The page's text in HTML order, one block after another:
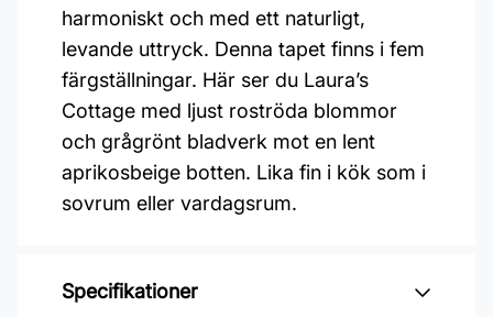
harmoniskt och med ett naturligt,
levande uttryck. Denna tapet finns i fem
färgställningar. Här ser du Laura’s
Cottage med ljust roströda blommor
och grågrönt bladverk mot en lent
aprikosbeige botten. Lika fin i kök som i
sovrum eller vardagsrum.
Specifikationer